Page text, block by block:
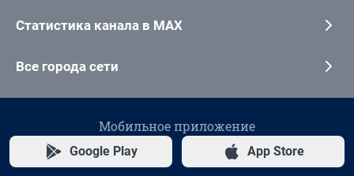
Статистика канала в MAX
Все города сети
Мобильное приложение
Google Play App Store